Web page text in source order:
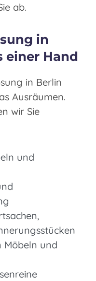
ab.
in
einer Hand
in Berlin
Ausräumen.
wir Sie
und
Möbeln und